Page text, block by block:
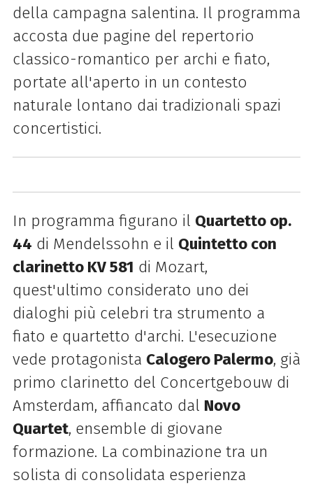
della campagna salentina. Il programma
accosta due pagine del repertorio
classico-romantico per archi e fiato,
portate all'aperto in un contesto
naturale lontano dai tradizionali spazi
concertistici.
In programma figurano il Quartetto op.
44 di Mendelssohn e il Quintetto con
clarinetto KV 581 di Mozart,
quest'ultimo considerato uno dei
dialoghi più celebri tra strumento a
fiato e quartetto d'archi. L'esecuzione
vede protagonista Calogero Palermo, già
primo clarinetto del Concertgebouw di
Amsterdam, affiancato dal Novo
Quartet, ensemble di giovane
formazione. La combinazione tra un
solista di consolidata esperienza